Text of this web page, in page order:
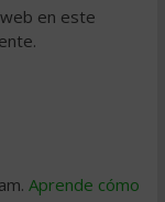
en este
Aprende cómo